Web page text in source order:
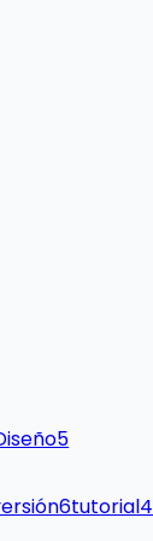
5
6tutorial4